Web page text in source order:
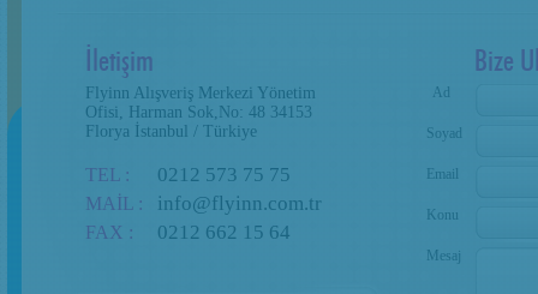
İletişim
Flyinn Alışveriş Merkezi Yönetim
Ofisi, Harman Sok,No: 48 34153
Florya İstanbul / Türkiye
TEL : 0212 573 75 75
MAİL : info@flyinn.com.tr
FAX : 0212 662 15 64
Bize
Ad
Soyad
Email
Konu
Mesaj